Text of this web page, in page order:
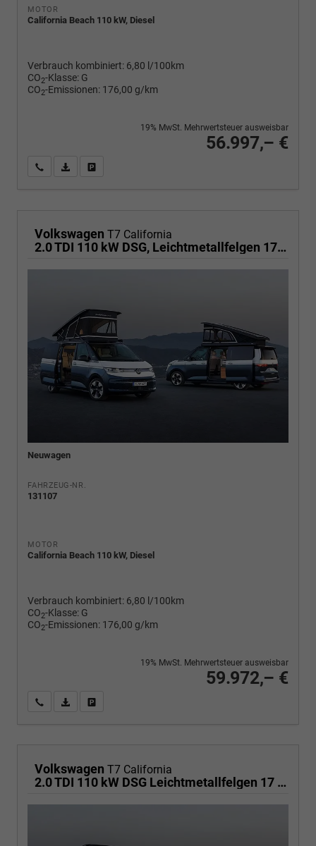
MOTOR
California Beach 110 kW, Diesel
Verbrauch kombiniert: 6,80 l/100km
CO2-Klasse: G
CO2-Emissionen: 176,00 g/km
56.997,– €
19% MwSt. Mehrwertsteuer ausweisbar
Wir rufen Sie anPDF-Fahrzeugexposé drucken
Volkswagen T7 California
2.0 TDI 110 kW DSG, Leichtmetallfelgen 17 Zoll, Markise mit Schiene und Gehäuse links, 5 Sitze, Klima, Jahre Werksgarantie,
Neuwagen
FAHRZEUG-NR.
131107
MOTOR
California Beach 110 kW, Diesel
Verbrauch kombiniert: 6,80 l/100km
CO2-Klasse: G
CO2-Emissionen: 176,00 g/km
59.972,– €
19% MwSt. Mehrwertsteuer ausweisbar
Wir rufen Sie anPDF-Fahrzeugexposé drucken
Volkswagen T7 California
2.0 TDI 110 kW DSG Leichtmetallfelgen 17 Zoll, Markise mit Schiene und Gehäuse links, 5 Sitze, Klima, Jahre Werksgarantie,